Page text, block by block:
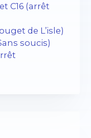
C16 (arrêt
de L’isle)
soucis)